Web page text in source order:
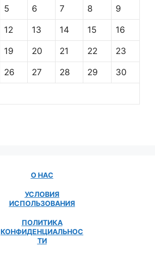
5 6 7 8 9
12 13 14 15 16
19 20 21 22 23
26 27 28 29 30
О НАС
УСЛОВИЯ
ИСПОЛЬЗОВАНИЯ
ПОЛИТИКА
КОНФИДЕНЦИАЛЬНОС
ТИ